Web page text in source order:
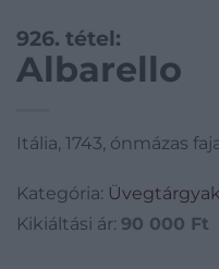
926. tétel:
Albarello
Itália, 1743, ónmázas
Kategória: Üvegtárgyak
Kikiáltási ár: 90 000 Ft